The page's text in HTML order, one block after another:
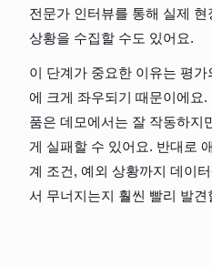
전문가 인터뷰를 통해 실제
상황을 수집할 수도 있어요.
이 단계가 중요한 이유는 평
에 크게 좌우되기 때문이에요
품은 데모에서는 잘 작동하지
게 실패할 수 있어요. 반대로
계 조건, 예외 상황까지 데이
서 무너지는지 훨씬 빨리 발견